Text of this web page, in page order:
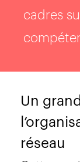
cadres
Un
réseau